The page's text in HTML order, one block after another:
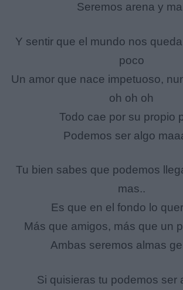
Seremos arena y
Y sentir que el mundo nos
poco
Un amor que nace impetuoso,
oh oh oh
Todo cae por su propio
Podemos ser algo
Tu bien sabes que podemos
mas..
Es que en el fondo lo
Más que amigos, más que un
Ambas seremos almas
Si quisieras tu podemos ser